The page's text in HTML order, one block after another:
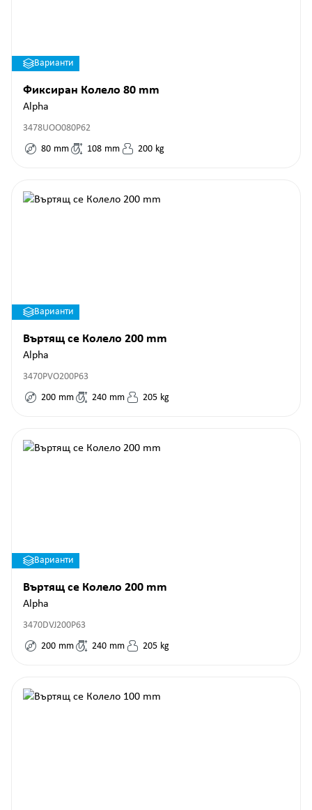
Варианти
Фиксиран Колело 80 mm
Alpha
3478UOO080P62
80 mm 108 mm 200 kg
Варианти
Въртящ се Колело 200 mm
Alpha
3470PVO200P63
200 mm 240 mm 205 kg
Варианти
Въртящ се Колело 200 mm
Alpha
3470DVJ200P63
200 mm 240 mm 205 kg